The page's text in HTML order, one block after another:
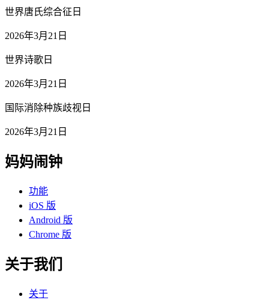
世界唐氏综合征日
2026年3月21日
世界诗歌日
2026年3月21日
国际消除种族歧视日
2026年3月21日
妈妈闹钟
功能
iOS 版
Android 版
Chrome 版
关于我们
关于